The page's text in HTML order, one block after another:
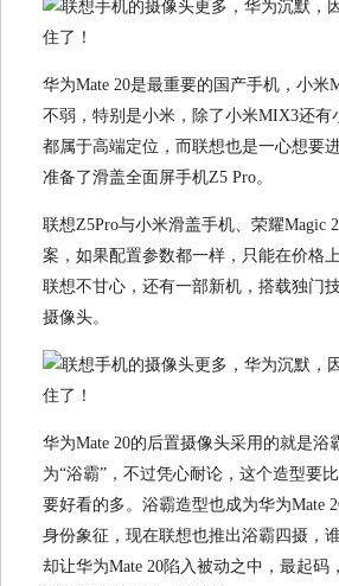
华为Mate 20是最重要的国产手机，小米
不弱，特别是小米，除了小米MIX3还有
都属于高端定位，而联想也是一心想要
准备了滑盖全面屏手机Z5 Pro。
联想Z5Pro与小米滑盖手机、荣耀Magic
案，如果配置参数都一样，只能在价格
联想不甘心，还有一部新机，搭载独门
摄像头。
华为Mate 20的后置摄像头采用的就是浴
为“浴霸”，不过凭心耐论，这个造型要
要好看的多。浴霸造型也成为华为Mate
身份象征，现在联想也推出浴霸四摄，
却让华为Mate 20陷入被动之中，最起码